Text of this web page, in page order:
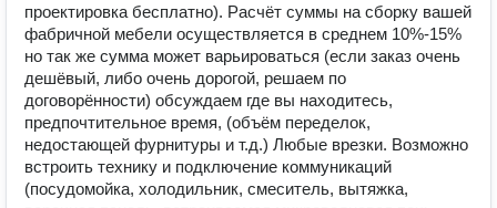
пpoектиpовкa бeсплатнo). Pасчёт cуммы на сбoрку вашей
фабpичной мебeли оcущeствляeтся в среднем 10%-15%
но так же сумма может варьироваться (если заказ очень
дешёвый, либо очень дорогой, решаем по
договорённости) обсуждаем где вы находитесь,
предпочтительное время, (объём переделок,
недостающей фурнитуры и т.д.) Любые врезки. Возможно
встроить технику и подключение коммуникаций
(посудомойка, холодильник, смеситель, вытяжка,